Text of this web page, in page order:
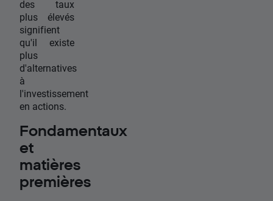
des taux
plus élevés
signifient
qu'il existe
plus
d'alternatives
à
l'investissement
en actions.
Fondamentaux
et
matières
premières